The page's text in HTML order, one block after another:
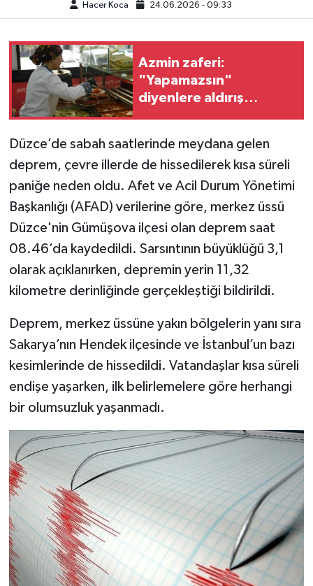
Hacer Koca 24.06.2026 - 09:33
Azmin zaferi:
"Yapamazsın"
diyenlere aldırış
Düzce’de sabah saatlerinde meydana gelen
deprem, çevre illerde de hissedilerek kısa süreli
paniğe neden oldu. Afet ve Acil Durum Yönetimi
Başkanlığı (AFAD) verilerine göre, merkez üssü
Düzce'nin Gümüşova ilçesi olan deprem saat
08.46’da kaydedildi. Sarsıntının büyüklüğü 3,1
olarak açıklanırken, depremin yerin 11,32
kilometre derinliğinde gerçekleştiği bildirildi.
Deprem, merkez üssüne yakın bölgelerin yanı sıra
Sakarya’nın Hendek ilçesinde ve İstanbul’un bazı
kesimlerinde de hissedildi. Vatandaşlar kısa süreli
endişe yaşarken, ilk belirlemelere göre herhangi
bir olumsuzluk yaşanmadı.